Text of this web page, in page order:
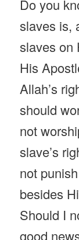
Do you
slaves is,
slaves on
His
Allah’s
should
not
slave’s
not
besides
Should I
good